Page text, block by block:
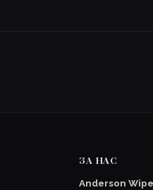
ЗА НАС
Anderson